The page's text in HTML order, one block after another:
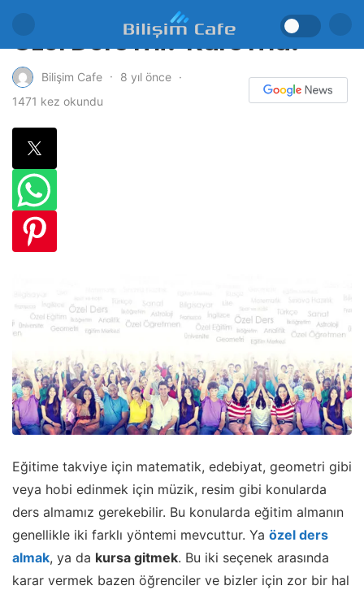
Özel Ders mi? Kurs mu?
Bilişim Cafe
8 yıl önce
1471 kez okundu
Eğitime takviye için matematik, edebiyat, geometri gibi
veya hobi edinmek için müzik, resim gibi konularda
ders almamız gerekebilir. Bu konularda eğitim almanın
genellikle iki farklı yöntemi mevcuttur. Ya özel ders
almak, ya da kursa gitmek. Bu iki seçenek arasında
karar vermek bazen öğrenciler ve bizler için zor bir hal